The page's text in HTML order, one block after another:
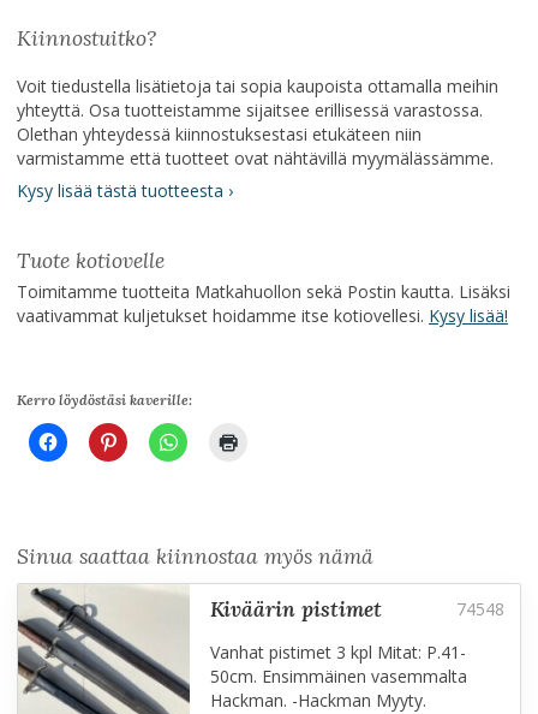
Kiinnostuitko?
Voit tiedustella lisätietoja tai sopia kaupoista ottamalla meihin
yhteyttä. Osa tuotteistamme sijaitsee erillisessä varastossa.
Olethan yhteydessä kiinnostuksestasi etukäteen niin
varmistamme että tuotteet ovat nähtävillä myymälässämme.
Kysy lisää tästä tuotteesta ›
Tuote kotiovelle
Toimitamme tuotteita Matkahuollon sekä Postin kautta. Lisäksi
vaativammat kuljetukset hoidamme itse kotiovellesi. Kysy lisää!
Kerro löydöstäsi kaverille:
Sinua saattaa kiinnostaa myös nämä
kiväärin pistimet
Vanhat pistimet 3 kpl Mitat: P.41-
50cm. Ensimmäinen vasemmalta
Hackman. -Hackman Myyty.